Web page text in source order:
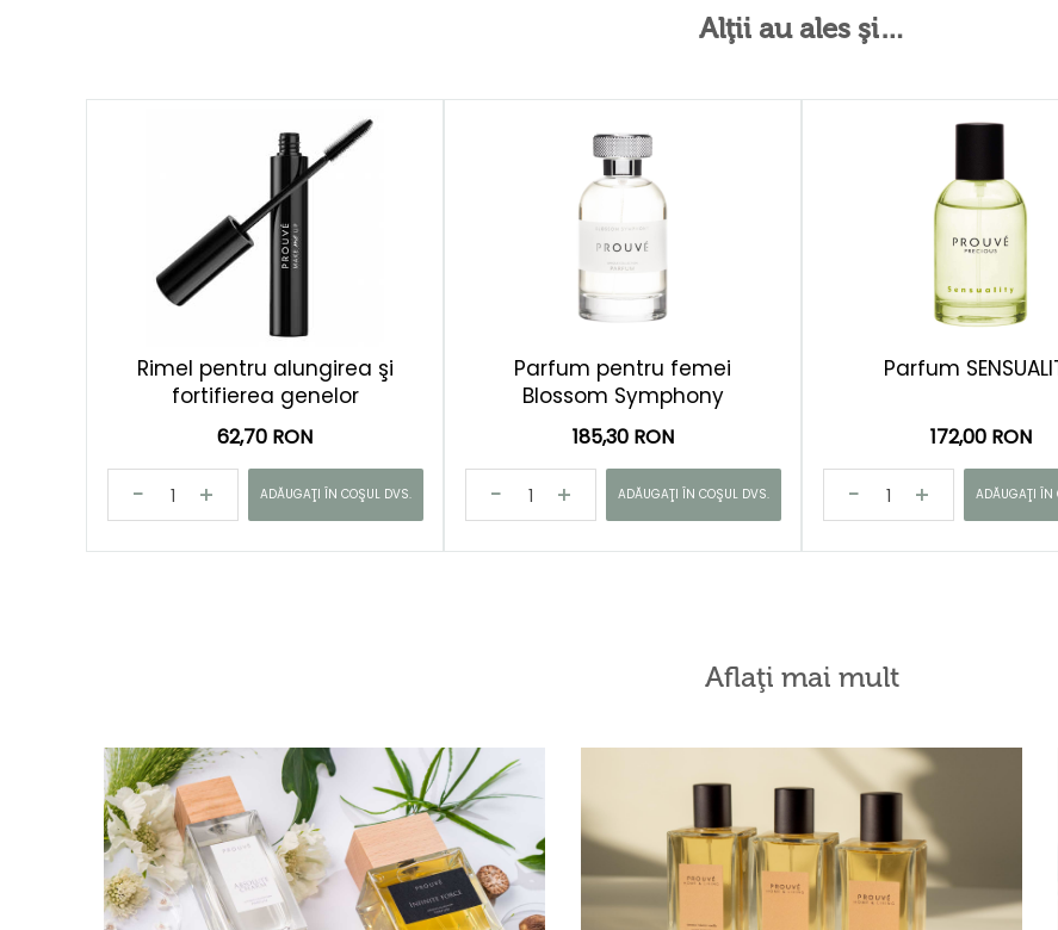
Alţii au ales şi…
Rimel pentru alungirea şi
fortifierea genelor
62,70 RON
ADĂUGAŢI ÎN COŞUL DVS.
Parfum pentru femei
Blossom Symphony
185,30 RON
ADĂUGAŢI ÎN COŞUL DVS.
Parfum
172,00 RON
ADĂUGAŢI ÎN
Aflaţi mai mult